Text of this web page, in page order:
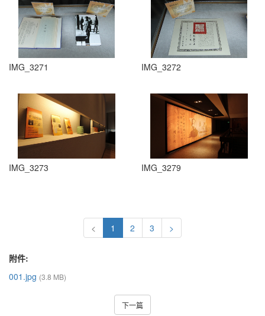
IMG_3271 IMG_3272
IMG_3273 IMG_3279
< 1 2 3 >
附件:
001.jpg (3.8 MB)
下一篇